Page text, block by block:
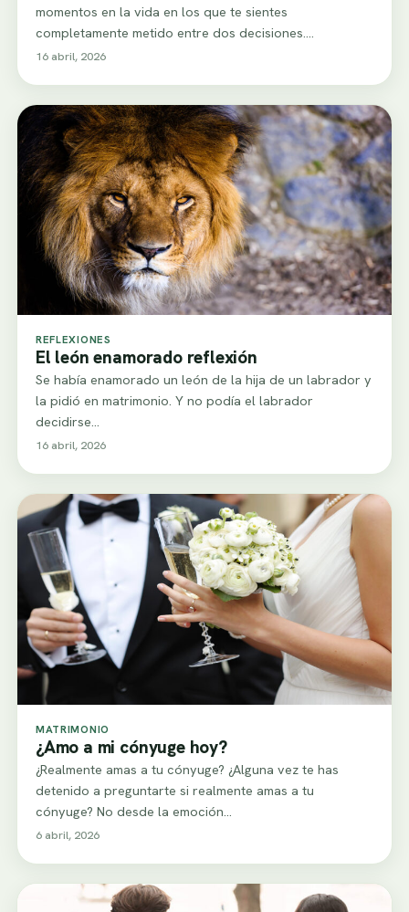
momentos en la vida en los que te sientes
completamente metido entre dos decisiones.…
16 abril, 2026
REFLEXIONES
El león enamorado reflexión
Se había enamorado un león de la hija de un labrador y
la pidió en matrimonio. Y no podía el labrador
decidirse…
16 abril, 2026
MATRIMONIO
¿Amo a mi cónyuge hoy?
¿Realmente amas a tu cónyuge? ¿Alguna vez te has
detenido a preguntarte si realmente amas a tu
cónyuge? No desde la emoción…
6 abril, 2026